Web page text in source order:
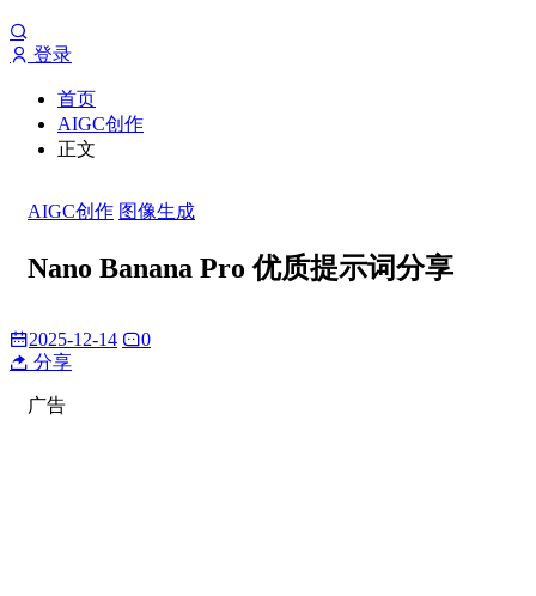
登录
首页
AIGC创作
正文
AIGC创作 图像生成
Nano Banana Pro 优质提示词分享
2025-12-14
0
分享
广告